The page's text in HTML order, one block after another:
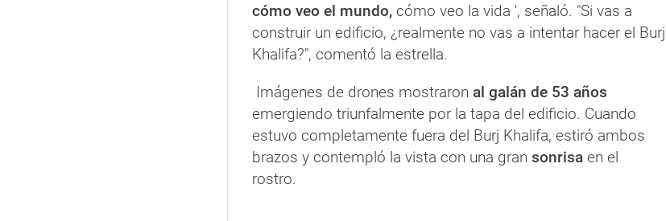
cómo veo el mundo, cómo veo la vida ', señaló. "Si vas a
construir un edificio, ¿realmente no vas a intentar hacer el Burj
Khalifa?", comentó la estrella.
Imágenes de drones mostraron al galán de 53 años
emergiendo triunfalmente por la tapa del edificio. Cuando
estuvo completamente fuera del Burj Khalifa, estiró ambos
brazos y contempló la vista con una gran sonrisa en el
rostro.